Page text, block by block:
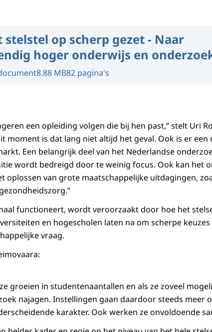
stelstel op scherp gezet - Naar
hoger onderwijs en
8.88 MB82 pagina's
een opleiding volgen die bij hen past,” stelt Uri
moment is dat lang niet altijd het geval. Ook is er
Een belangrijk deel van het Nederlandse
wordt bedreigd door te weinig focus. Ook kan het
oplossen van grote maatschappelijke uitdagingen,
functioneert, wordt veroorzaakt door hoe het
en hogescholen laten na om scherpe
vraag.
groeien in studentenaantallen en als ze zoveel
najagen. Instellingen gaan daardoor steeds meer
karakter. Ook werken ze onvoldoende